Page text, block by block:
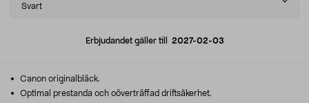
variant
Svart
Erbjudandet gäller till 2027-02-03
Canon originalbläck.
Optimal prestanda och oöverträffad driftsäkerhet.